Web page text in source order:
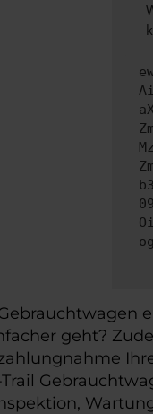
geht?